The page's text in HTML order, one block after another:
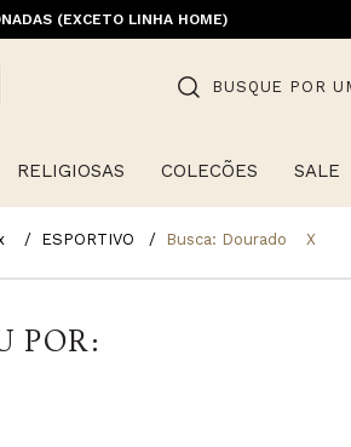
(EXCETO LINHA HOME)
BUSQUE POR
RELIGIOSAS COLECÕES SALE
ESPORTIVO Busca: Dourado X
POR: